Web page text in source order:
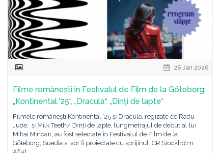
26 Jan 2026
Filme românești în Festivalul de Film de la Göteborg:
„Kontinental ’25“, „Dracula“, „Dinți de lapte“
Filmele românești Kontinental ’25 și Dracula, regizate de Radu
Jude, și Milk Teeth/ Dinți de lapte, lungmetrajul de debut al lui
Mihai Mincan, au fost selectate în Festivalul de Film de la
Göteborg, Suedia și vor fi proiectate cu sprijinul ICR Stockholm.